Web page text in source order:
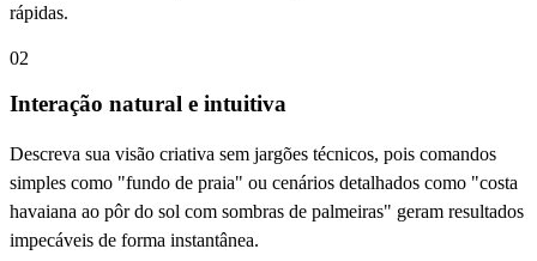
rápidas.
02
Interação natural e intuitiva
Descreva sua visão criativa sem jargões técnicos, pois comandos
simples como "fundo de praia" ou cenários detalhados como "costa
havaiana ao pôr do sol com sombras de palmeiras" geram resultados
impecáveis de forma instantânea.